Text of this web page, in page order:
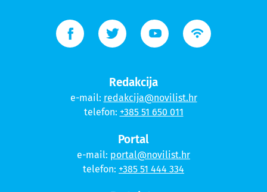
Redakcija
e-mail: redakcija@novilist.hr
telefon: +385 51 650 011
Portal
e-mail: portal@novilist.hr
telefon: +385 51 444 334